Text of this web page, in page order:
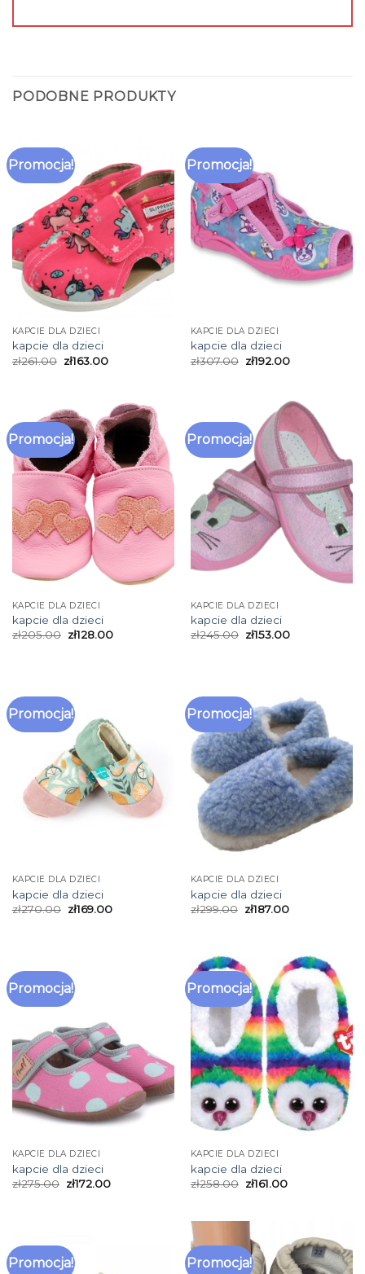
PODOBNE PRODUKTY
Promocja!
KAPCIE DLA DZIECI
kapcie dla dzieci
zł261.00 zł163.00
Promocja!
KAPCIE DLA DZIECI
kapcie dla dzieci
zł307.00 zł192.00
Promocja!
KAPCIE DLA DZIECI
kapcie dla dzieci
zł205.00 zł128.00
Promocja!
KAPCIE DLA DZIECI
kapcie dla dzieci
zł245.00 zł153.00
Promocja!
KAPCIE DLA DZIECI
kapcie dla dzieci
zł270.00 zł169.00
Promocja!
KAPCIE DLA DZIECI
kapcie dla dzieci
zł299.00 zł187.00
Promocja!
KAPCIE DLA DZIECI
kapcie dla dzieci
zł275.00 zł172.00
Promocja!
KAPCIE DLA DZIECI
kapcie dla dzieci
zł258.00 zł161.00
Promocja! Promocja!